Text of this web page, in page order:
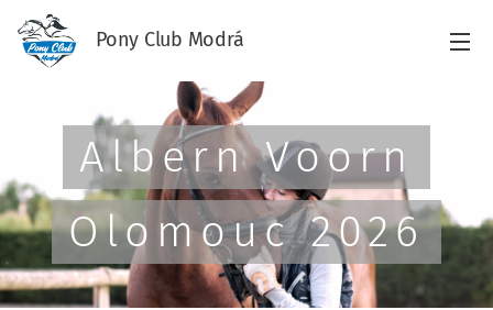
Pony Club Modrá
Albern Voorn
Olomouc 2026